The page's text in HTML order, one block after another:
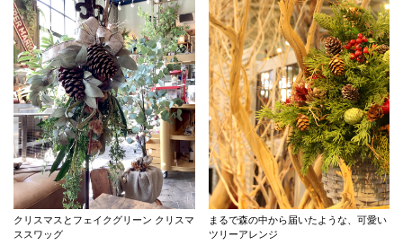
クリスマスとフェイクグリーン クリスマ
ススワッグ
まるで森の中から届いたような、可愛い
ツリーアレンジ